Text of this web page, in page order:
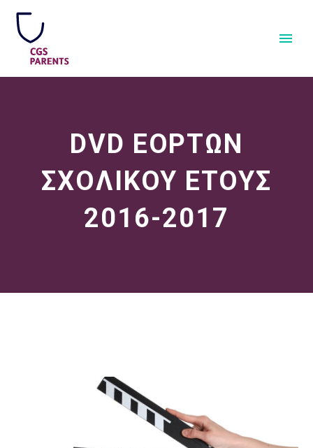
DVD ΕΟΡΤΩΝ
ΣΧΟΛΙΚΟΥ ΕΤΟΥΣ
2016-2017